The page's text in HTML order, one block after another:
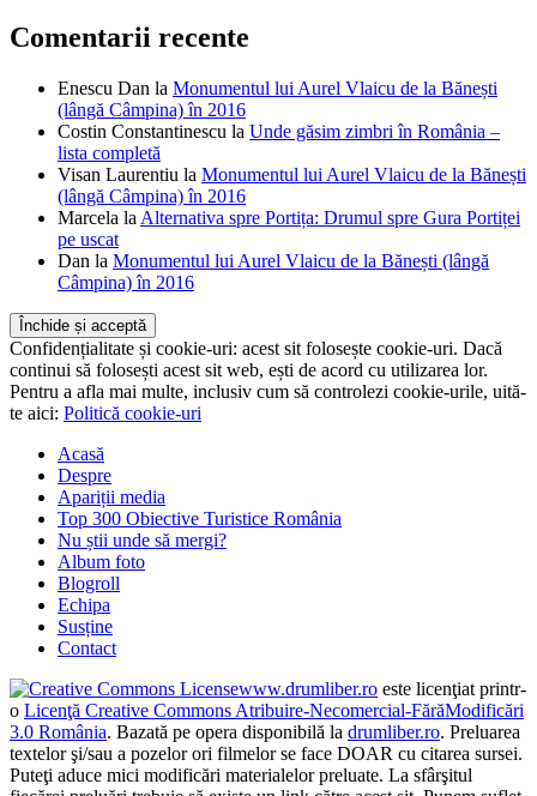
Comentarii recente
Enescu Dan la Monumentul lui Aurel Vlaicu de la Bănești
(lângă Câmpina) în 2016
Costin Constantinescu la Unde găsim zimbri în România –
lista completă
Visan Laurentiu la Monumentul lui Aurel Vlaicu de la Bănești
(lângă Câmpina) în 2016
Marcela la Alternativa spre Portița: Drumul spre Gura Portiței
pe uscat
Dan la Monumentul lui Aurel Vlaicu de la Bănești (lângă
Câmpina) în 2016
Confidențialitate și cookie-uri: acest sit folosește cookie-uri. Dacă
continui să folosești acest sit web, ești de acord cu utilizarea lor.
Pentru a afla mai multe, inclusiv cum să controlezi cookie-urile, uită-
te aici: Politică cookie-uri
Acasă
Despre
Apariții media
Top 300 Obiective Turistice România
Nu știi unde să mergi?
Album foto
Blogroll
Echipa
Susține
Contact
www.drumliber.ro este licenţiat printr-
o Licenţă Creative Commons Atribuire-Necomercial-FărăModificări
3.0 România. Bazată pe opera disponibilă la drumliber.ro. Preluarea
textelor şi/sau a pozelor ori filmelor se face DOAR cu citarea sursei.
Puteţi aduce mici modificări materialelor preluate. La sfârşitul